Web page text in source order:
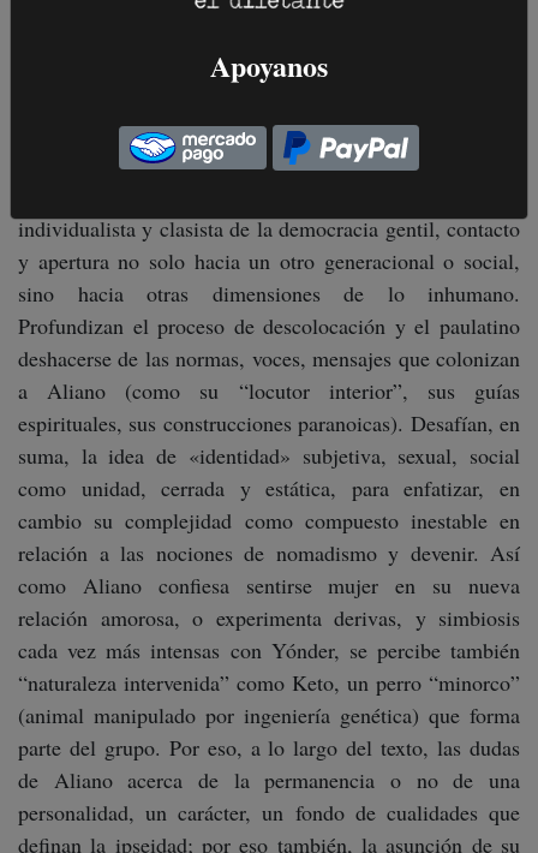
e intercambios intelectuales y afectivos entre jóvenes y
Lino y Lotario enEl oído absoluto; Justin y Dainez en
“Un hombre amable”)– representan, contra el transcurrir
individualista y clasista de la democracia gentil, contacto
y apertura no solo hacia un otro generacional o social,
sino hacia otras dimensiones de lo inhumano.
Profundizan el proceso de descolocación y el paulatino
deshacerse de las normas, voces, mensajes que colonizan
a Aliano (como su “locutor interior”, sus guías
espirituales, sus construcciones paranoicas). Desafían, en
suma, la idea de «identidad» subjetiva, sexual, social
como unidad, cerrada y estática, para enfatizar, en
cambio su complejidad como compuesto inestable en
relación a las nociones de nomadismo y devenir. Así
como Aliano confiesa sentirse mujer en su nueva
relación amorosa, o experimenta derivas, y simbiosis
cada vez más intensas con Yónder, se percibe también
“naturaleza intervenida” como Keto, un perro “minorco”
(animal manipulado por ingeniería genética) que forma
parte del grupo. Por eso, a lo largo del texto, las dudas
de Aliano acerca de la permanencia o no de una
personalidad, un carácter, un fondo de cualidades que
definan la ipseidad; por eso también, la asunción de su
Apoyanos